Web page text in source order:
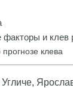
и клев
клева